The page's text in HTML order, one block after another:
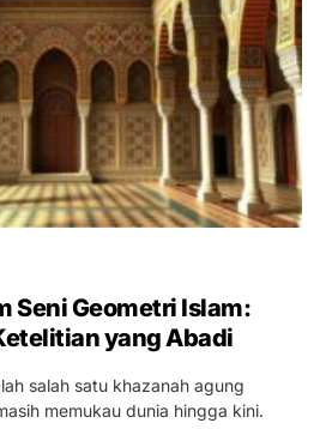
Seni Geometri Islam:
yang Abadi
salah satu khazanah agung
memukau dunia hingga kini.